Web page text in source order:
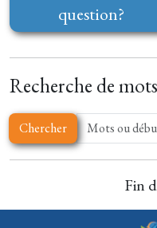
question?
Recherche de
Chercher
Fin